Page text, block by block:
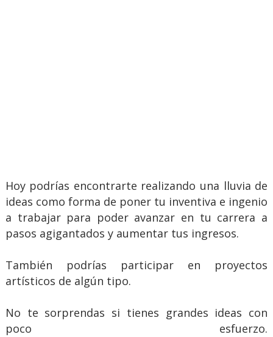
Hoy podrías encontrarte realizando una lluvia de
ideas como forma de poner tu inventiva e ingenio
a trabajar para poder avanzar en tu carrera a
pasos agigantados y aumentar tus ingresos.
También podrías participar en proyectos
artísticos de algún tipo.
No te sorprendas si tienes grandes ideas con
poco esfuerzo.